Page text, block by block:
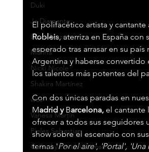
Duki
Jc Diamante
Luna Zuazu
Marina
Nicki Nicole
Shakira Martínez
wos
Vanesa Martín
Pieles Sebastian
Ca7riel y Paco Amoroso
El polifacético artista y cantante
Robleis, aterriza en España con
esperado tras arrasar en su país
Argentina y haberse convertido
los talentos más potentes del
Con dos únicas paradas en
Madrid y Barcelona, el cantante
ofrecer a todos sus seguidores
show sobre el escenario con
temas 'Por el aire', 'Portal', 'Una